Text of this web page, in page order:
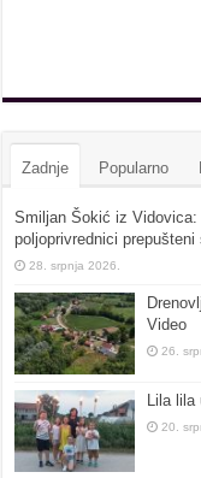
Zadnje Popularno
Smiljan Šokić iz
poljoprivrednici
28. srpnja 2026.
Video
26.
Lila lila
20.